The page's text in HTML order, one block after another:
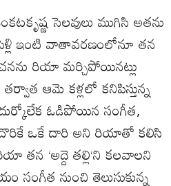
సెలవులు ముగిసి అతను
ఇంటి వాతావరణంలోనూ తన
రియామర్చిపోయినట్లు
తర్వాత ఆమె కళ్లలో కనిపిస్తున్న
ఓడిపోయిన సంగీత,
ఒకేదారిఅని రియాతోకలిసి
తన ‘అద్దెతల్లి‘ని కలవాలని
సంగీత నుంచి తెలుసుకున్న